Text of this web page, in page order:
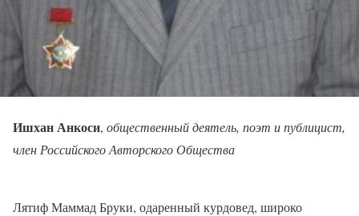
Ишхан Анкоси, общественный деятель, поэт и публицист,
член Российского Авторского Общества
Лятиф Маммад Бруки, одаренный курдовед, широко